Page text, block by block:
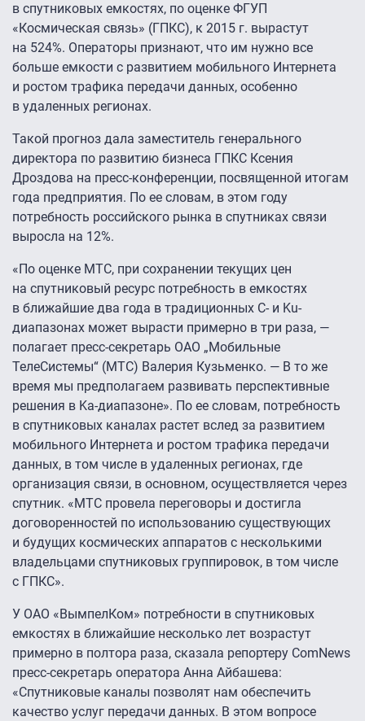
в спутниковых емкостях, по оценке ФГУП
«Космическая связь» (ГПКС), к 2015 г. вырастут
на 524%. Операторы признают, что им нужно все
больше емкости с развитием мобильного Интернета
и ростом трафика передачи данных, особенно
в удаленных регионах.
Такой прогноз дала заместитель генерального
директора по развитию бизнеса ГПКС Ксения
Дроздова на пресс-конференции, посвященной итогам
года предприятия. По ее словам, в этом году
потребность российского рынка в спутниках связи
выросла на 12%.
«По оценке МТС, при сохранении текущих цен
на спутниковый ресурс потребность в емкостях
в ближайшие два года в традиционных С- и Ku-
диапазонах может вырасти примерно в три раза, —
полагает пресс-секретарь ОАО „Мобильные
ТелеСистемы“ (МТС) Валерия Кузьменко. — В то же
время мы предполагаем развивать перспективные
решения в Ka-диапазоне». По ее словам, потребность
в спутниковых каналах растет вслед за развитием
мобильного Интернета и ростом трафика передачи
данных, в том числе в удаленных регионах, где
организация связи, в основном, осуществляется через
спутник. «МТС провела переговоры и достигла
договоренностей по использованию существующих
и будущих космических аппаратов с несколькими
владельцами спутниковых группировок, в том числе
с ГПКС».
У ОАО «ВымпелКом» потребности в спутниковых
емкостях в ближайшие несколько лет возрастут
примерно в полтора раза, сказала репортеру ComNews
пресс-секретарь оператора Анна Айбашева:
«Спутниковые каналы позволят нам обеспечить
качество услуг передачи данных. В этом вопросе